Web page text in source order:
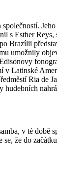
Jeho
s Esther
Brazílii
umožnily
v Latinské
Ria de
hudebních
v té době
že do